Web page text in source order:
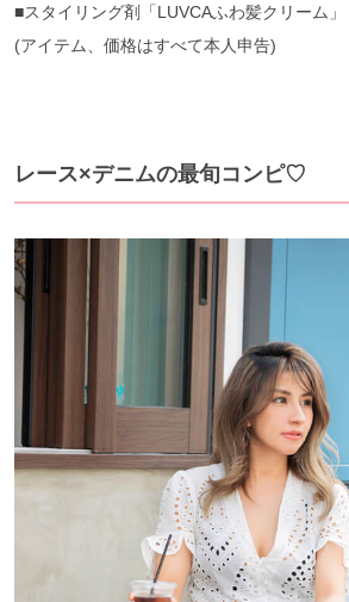
■スタイリング剤「LUVCAふわ髪クリーム」
(アイテム、価格はすべて本人申告)
レース×デニムの最旬コンピ♡